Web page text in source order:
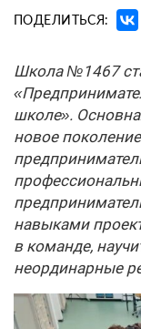
ПОДЕЛИТЬСЯ:
Школа №1467
школе».
новое
навыками
в команде,
неординарные